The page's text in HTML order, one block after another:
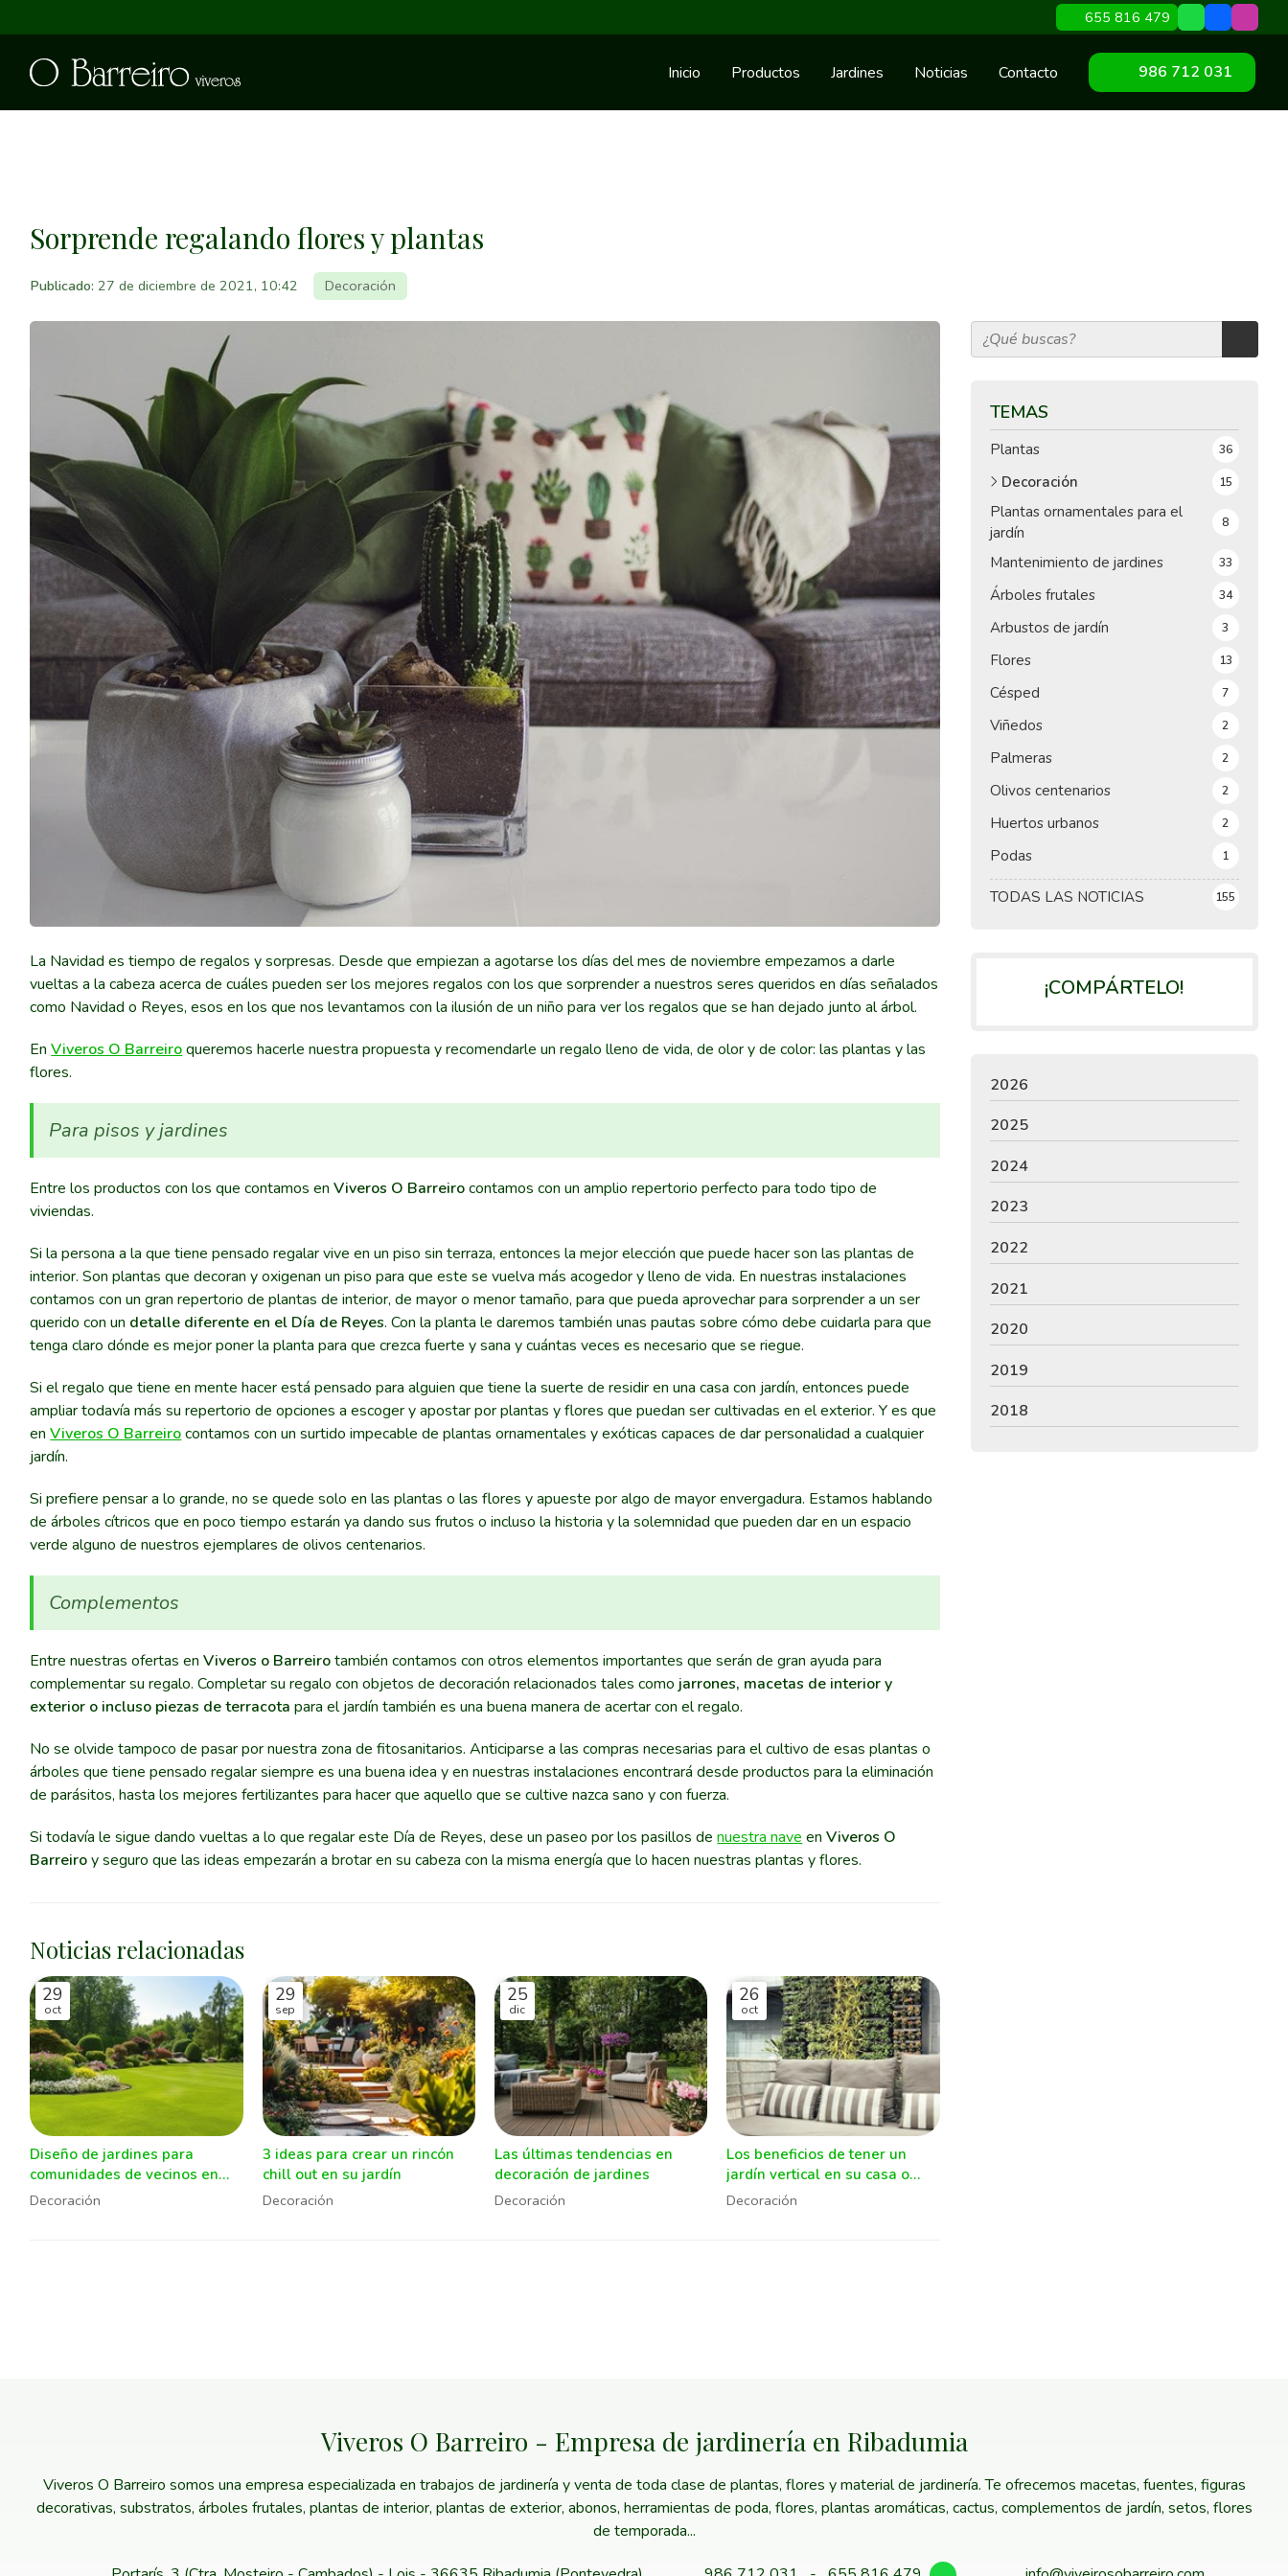
655 816 479
Inicio Productos Jardines Noticias Contacto 986 712 031
Sorprende regalando flores y plantas
Publicado: 27 de diciembre de 2021, 10:42 Decoración
TEMAS
TODAS LAS NOTICIAS 155
Plantas 36
Decoración 15
Plantas ornamentales para el
jardín
8
Mantenimiento de jardines 33
Árboles frutales 34
Arbustos de jardín 3
Flores 13
Césped 7
Viñedos 2
Palmeras 2
Olivos centenarios 2
Huertos urbanos 2
Podas 1
La Navidad es tiempo de regalos y sorpresas. Desde que empiezan a agotarse los días del mes de noviembre empezamos a darle
vueltas a la cabeza acerca de cuáles pueden ser los mejores regalos con los que sorprender a nuestros seres queridos en días señalados
como Navidad o Reyes, esos en los que nos levantamos con la ilusión de un niño para ver los regalos que se han dejado junto al árbol.
EnViveros O Barreiroqueremos hacerle nuestra propuesta y recomendarle un regalo lleno de vida, de olor y de color: las plantas y las
flores.
Para pisos y jardines
Entre los productos con los que contamos enViveros O Barreirocontamos con un amplio repertorio perfecto para todo tipo de
viviendas.
Si la persona a la que tiene pensado regalar vive en un piso sin terraza, entonces la mejor elección que puede hacer son las plantas de
interior. Son plantas que decoran y oxigenan un piso para que este se vuelva más acogedor y lleno de vida. En nuestras instalaciones
contamos con un gran repertorio de plantas de interior, de mayor o menor tamaño, para que pueda aprovechar para sorprender a un ser
querido con un detalle diferente en el Día de Reyes. Con la planta le daremos también unas pautas sobre cómo debe cuidarla para que
tenga claro dónde es mejor poner la planta para que crezca fuerte y sana y cuántas veces es necesario que se riegue.
Si el regalo que tiene en mente hacer está pensado para alguien que tiene la suerte de residir en una casa con jardín, entonces puede
ampliar todavía más su repertorio de opciones a escoger y apostar por plantas y flores que puedan ser cultivadas en el exterior. Y es que
enViveros O Barreirocontamos con un surtido impecable de plantas ornamentales y exóticas capaces de dar personalidad a cualquier
jardín.
Si prefiere pensar a lo grande, no se quede solo en las plantas o las flores y apueste por algo de mayor envergadura. Estamos hablando
de árboles cítricos que en poco tiempo estarán ya dando sus frutos o incluso la historia y la solemnidad que pueden dar en un espacio
verde alguno de nuestros ejemplares de olivos centenarios.
Complementos
Entre nuestras ofertas enViveros o Barreirotambién contamos con otros elementos importantes que serán de gran ayuda para
complementar su regalo. Completar su regalo con objetos de decoración relacionados tales como jarrones, macetas de interior y
exterior o incluso piezas de terracota para el jardín también es una buena manera de acertar con el regalo.
No se olvide tampoco de pasar por nuestra zona de fitosanitarios. Anticiparse a las compras necesarias para el cultivo de esas plantas o
árboles que tiene pensado regalar siempre es una buena idea y en nuestras instalaciones encontrará desde productos para la eliminación
de parásitos, hasta los mejores fertilizantes para hacer que aquello que se cultive nazca sano y con fuerza.
Si todavía le sigue dando vueltas a lo que regalar este Día de Reyes, dese un paseo por los pasillos denuestra nave enViveros O
Barreiroy seguro que las ideas empezarán a brotar en su cabeza con la misma energía que lo hacen nuestras plantas y flores.
Noticias relacionadas
29
oct
Diseño de jardines para
comunidades de vecinos en
Ribadumia
Decoración
29
sep
3 ideas para crear un rincón
chill out en su jardín
Decoración
25
dic
Las últimas tendencias en
decoración de jardines
Decoración
26
oct
Los beneficios de tener un
jardín vertical en su casa o
negocio
Decoración
¡COMPÁRTELO!
2026
2025
2024
2023
2022
2021
2020
2019
2018
Viveros O Barreiro - Empresa de jardinería en Ribadumia
Viveros O Barreiro somos una empresa especializada en trabajos de jardinería y venta de toda clase de plantas, flores y material de jardinería. Te ofrecemos macetas, fuentes, figuras
decorativas, substratos, árboles frutales, plantas de interior, plantas de exterior, abonos, herramientas de poda, flores, plantas aromáticas, cactus, complementos de jardín, setos, flores
de temporada...